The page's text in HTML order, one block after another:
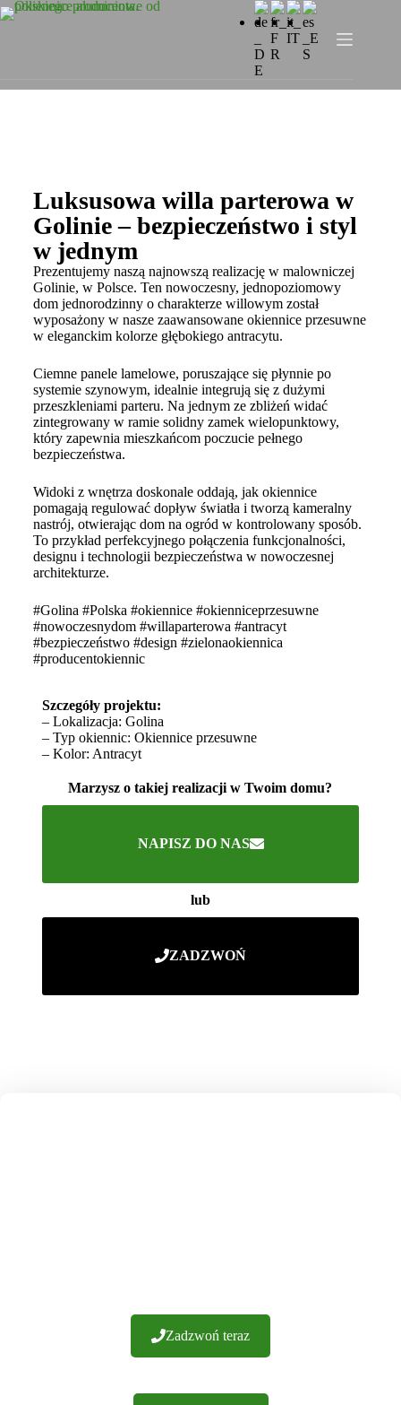
Luksusowa willa parterowa w
Golinie – bezpieczeństwo i styl
w jednym
Prezentujemy naszą najnowszą realizację w malowniczej
Golinie, w Polsce. Ten nowoczesny, jednopoziomowy
dom jednorodzinny o charakterze willowym został
wyposażony w nasze zaawansowane okiennice przesuwne
w eleganckim kolorze głębokiego antracytu.
Ciemne panele lamelowe, poruszające się płynnie po
systemie szynowym, idealnie integrują się z dużymi
przeszkleniami parteru. Na jednym ze zbliżeń widać
zintegrowany w ramie solidny zamek wielopunktowy,
który zapewnia mieszkańcom poczucie pełnego
bezpieczeństwa.
Widoki z wnętrza doskonale oddają, jak okiennice
pomagają regulować dopływ światła i tworzą kameralny
nastrój, otwierając dom na ogród w kontrolowany sposób.
To przykład perfekcyjnego połączenia funkcjonalności,
designu i technologii bezpieczeństwa w nowoczesnej
architekturze.
#Golina #Polska #okiennice #okienniceprzesuwne
#nowoczesnydom #willaparterowa #antracyt
#bezpieczeństwo #design #zielonaokiennica
#producentokiennic
Szczegóły projektu:
– Lokalizacja: Golina
– Typ okiennic: Okiennice przesuwne
– Kolor: Antracyt
Marzysz o takiej realizacji w Twoim domu?
NAPISZ DO NAS
lub
ZADZWOŃ
Zadzwoń teraz